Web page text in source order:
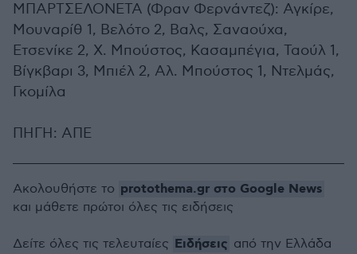
ΜΠΑΡΤΣΕΛΟΝΕΤΑ (Φραν Φερνάντεζ): Αγκίρε,
Μουναρίθ 1, Βελότο 2, Βαλς, Σαναούχα,
Ετσενίκε 2, Χ. Μπούστος, Κασαμπέγια, Ταούλ 1,
Βίγκβαρι 3, Μπιέλ 2, Αλ. Μπούστος 1, Ντελμάς,
Γκομίλα
ΠΗΓΗ: ΑΠΕ
Ακολουθήστε το protothema.gr στο Google News
και μάθετε πρώτοι όλες τις ειδήσεις
Δείτε όλες τις τελευταίες Ειδήσεις από την Ελλάδα